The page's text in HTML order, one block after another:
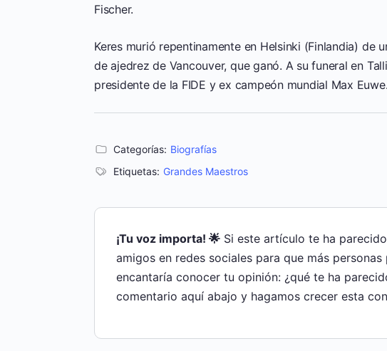
Fischer.
Keres murió repentinamente en Helsinki (Finlandia) de
de ajedrez de Vancouver, que ganó. A su funeral en
presidente de la FIDE y ex campeón mundial Max Euwe.
Categorías: Biografías
Etiquetas: Grandes Maestros
¡Tu voz importa! 🌟 Si este artículo te ha
amigos en redes sociales para que más
encantaría conocer tu opinión: ¿qué te ha
comentario aquí abajo y hagamos crecer esta